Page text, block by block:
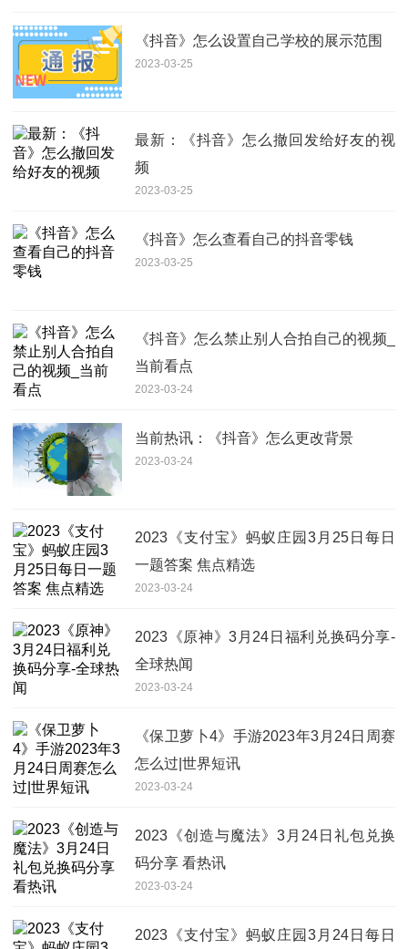
《抖音》怎么设置自己学校的展示范围
2023-03-25
最新：《抖音》怎么撤回发给好友的视
频
2023-03-25
《抖音》怎么查看自己的抖音零钱
2023-03-25
《抖音》怎么禁止别人合拍自己的视频_
当前看点
2023-03-24
当前热讯：《抖音》怎么更改背景
2023-03-24
2023《支付宝》蚂蚁庄园3月25日每日
一题答案 焦点精选
2023-03-24
2023《原神》3月24日福利兑换码分享-
全球热闻
2023-03-24
《保卫萝卜4》手游2023年3月24日周赛
怎么过|世界短讯
2023-03-24
2023《创造与魔法》3月24日礼包兑换
码分享 看热讯
2023-03-24
2023《支付宝》蚂蚁庄园3月24日每日